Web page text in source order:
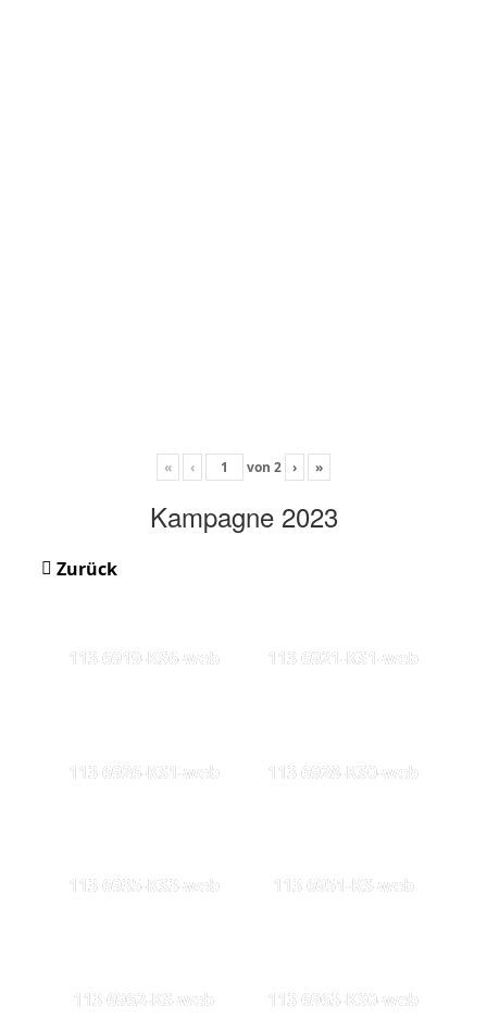
« ‹ von 2 › »
Kampagne 2023
Zurück
113 6919-KS6-web 113 6921-KS1-web
113 6926-KS1-web 113 6928-KS0-web
113 6935-KS3-web 113 6951-KS-web
113 6962-KS-web 113 6963-KS0-web